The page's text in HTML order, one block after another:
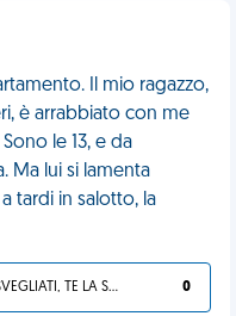
Il mio ragazzo,
è arrabbiato con me
le 13, e da
Ma lui si lamenta
tardi in salotto, la
SVEGLIATI, TE LA SEI CERCATA! 0